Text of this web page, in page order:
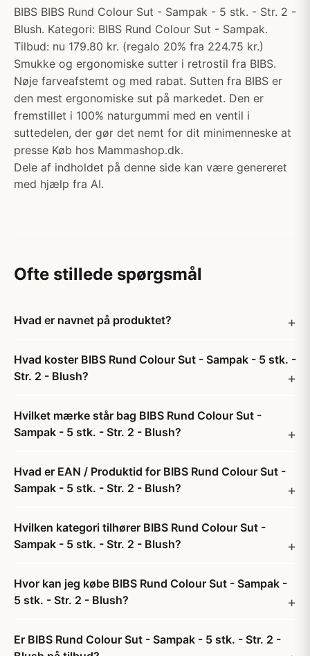
BIBS BIBS Rund Colour Sut - Sampak - 5 stk. - Str. 2 -
Blush. Kategori: BIBS Rund Colour Sut - Sampak.
Tilbud: nu 179.80 kr. (regalo 20% fra 224.75 kr.)
Smukke og ergonomiske sutter i retrostil fra BIBS.
Nøje farveafstemt og med rabat. Sutten fra BIBS er
den mest ergonomiske sut på markedet. Den er
fremstillet i 100% naturgummi med en ventil i
suttedelen, der gør det nemt for dit minimenneske at
presse Køb hos Mammashop.dk.
Dele af indholdet på denne side kan være genereret
med hjælp fra AI.
Ofte stillede spørgsmål
Hvad er navnet på produktet?
Hvad koster BIBS Rund Colour Sut - Sampak - 5 stk. -
Str. 2 - Blush?
Hvilket mærke står bag BIBS Rund Colour Sut -
Sampak - 5 stk. - Str. 2 - Blush?
Hvad er EAN / Produktid for BIBS Rund Colour Sut -
Sampak - 5 stk. - Str. 2 - Blush?
Hvilken kategori tilhører BIBS Rund Colour Sut -
Sampak - 5 stk. - Str. 2 - Blush?
Hvor kan jeg købe BIBS Rund Colour Sut - Sampak -
5 stk. - Str. 2 - Blush?
Er BIBS Rund Colour Sut - Sampak - 5 stk. - Str. 2 -